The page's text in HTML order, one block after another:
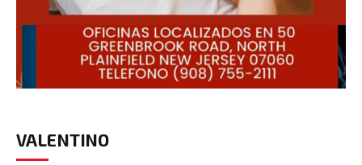
VALENTINO